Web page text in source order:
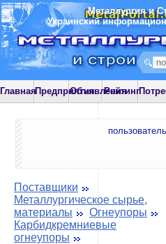
Металлургия и
Украинский
ГлавнаяПредприятияОбъявления
Рейтинг
Поставщики
Металлургическое сырье,
материалы
Огнеупоры
Карбидкремниевые
огнеупоры